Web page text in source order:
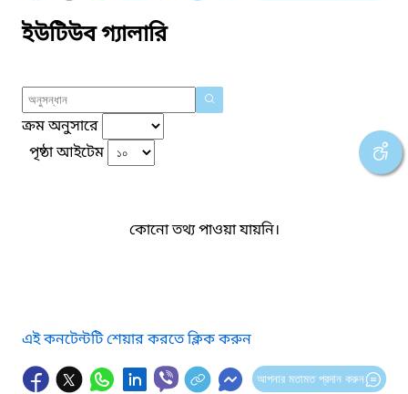
ইউটিউব গ্যালারি
ক্রম অনুসারে
পৃষ্ঠা আইটেম
কোনো তথ্য পাওয়া যায়নি।
এই কনটেন্টটি শেয়ার করতে ক্লিক করুন
আপনার মতামত প্রদান করুন